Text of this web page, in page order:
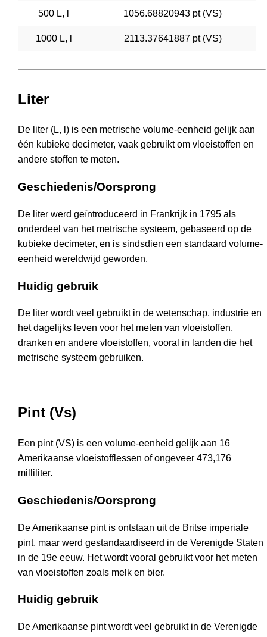
500 L, l 1056.68820943 pt (VS)
1000 L, l 2113.37641887 pt (VS)
Liter
De liter (L, l) is een metrische volume-eenheid gelijk aan
één kubieke decimeter, vaak gebruikt om vloeistoffen en
andere stoffen te meten.
Geschiedenis/Oorsprong
De liter werd geïntroduceerd in Frankrijk in 1795 als
onderdeel van het metrische systeem, gebaseerd op de
kubieke decimeter, en is sindsdien een standaard volume-
eenheid wereldwijd geworden.
Huidig gebruik
De liter wordt veel gebruikt in de wetenschap, industrie en
het dagelijks leven voor het meten van vloeistoffen,
dranken en andere vloeistoffen, vooral in landen die het
metrische systeem gebruiken.
Pint (Vs)
Een pint (VS) is een volume-eenheid gelijk aan 16
Amerikaanse vloeistofflessen of ongeveer 473,176
milliliter.
Geschiedenis/Oorsprong
De Amerikaanse pint is ontstaan uit de Britse imperiale
pint, maar werd gestandaardiseerd in de Verenigde Staten
in de 19e eeuw. Het wordt vooral gebruikt voor het meten
van vloeistoffen zoals melk en bier.
Huidig gebruik
De Amerikaanse pint wordt veel gebruikt in de Verenigde